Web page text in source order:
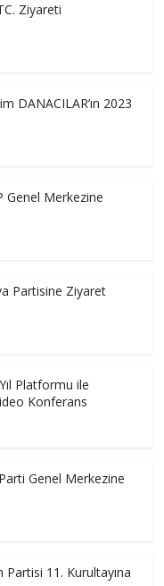
Ziyareti
DANACILAR’ın 2023
Genel Merkezine
Partisine Ziyaret
Platformu ile
Konferans
Genel Merkezine
Partisi 11. Kurultayına